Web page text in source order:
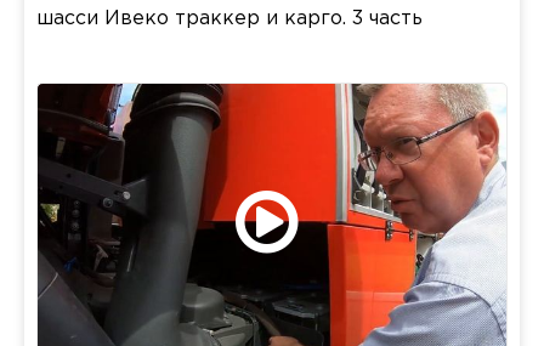
шасси Ивеко траккер и карго. 3 часть